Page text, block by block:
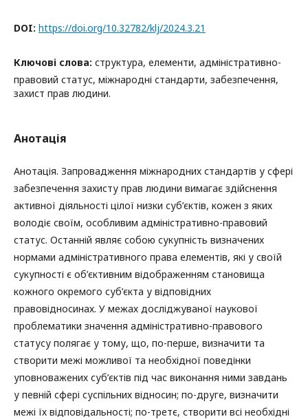
DOI: https://doi.org/10.32782/klj/2024.3.21
Ключові слова: структура, елементи, адміністративно-
правовий статус, міжнародні стандарти, забезпечення,
захист прав людини.
Анотація
Анотація. Запровадження міжнародних стандартів у сфері
забезпечення захисту прав людини вимагає здійснення
активної діяльності цілої низки суб’єктів, кожен з яких
володіє своїм, особливим адміністративно-правовий
статус. Останній являє собою сукупність визначених
нормами адміністративного права елементів, які у своїй
сукупності є об’єктивним відображенням становища
кожного окремого суб’єкта у відповідних
правовідносинах. У межах досліджуваної наукової
проблематики значення адміністративно-правового
статусу полягає у тому, що, по-перше, визначити та
створити межі можливої та необхідної поведінки
уповноважених суб’єктів під час виконання ними завдань
у певній сфері суспільних відносин; по-друге, визначити
межі їх відповідальності; по-третє, створити всі необхідні